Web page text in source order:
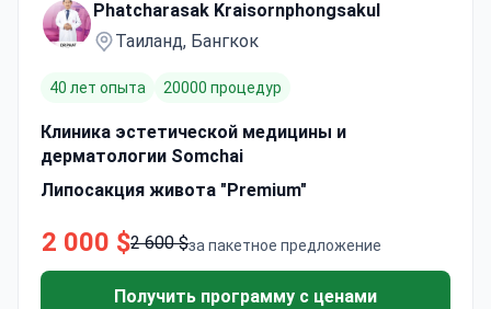
Phatcharasak Kraisornphongsakul
Таиланд, Бангкок
40 лет опыта 20000 процедур
Клиника эстетической медицины и
дерматологии Somchai
Липосакция живота "Premium"
за пакетное предложение
2 600 $
2 000 $
Получить программу с ценами